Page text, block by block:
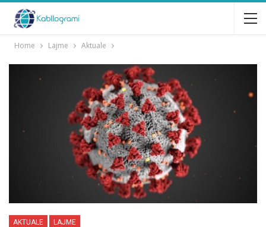
Home Lajme Aktuale
AKTUALE LAJME